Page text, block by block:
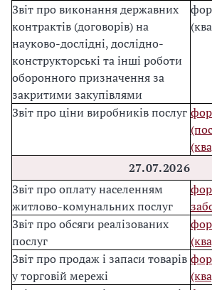
Звіт про виконання державних
контрактів (договорів) на
науково-дослідні, дослідно-
конструкторські та інші роботи
оборонного призначення за
закритими закупівлями
Звіт про ціни виробників послуг
27.07.2026
Звіт про оплату населенням
житлово-комунальних послуг
Звіт про обсяги реалізованих
послуг
Звіт про продаж і запаси товарів
у торговій мережі